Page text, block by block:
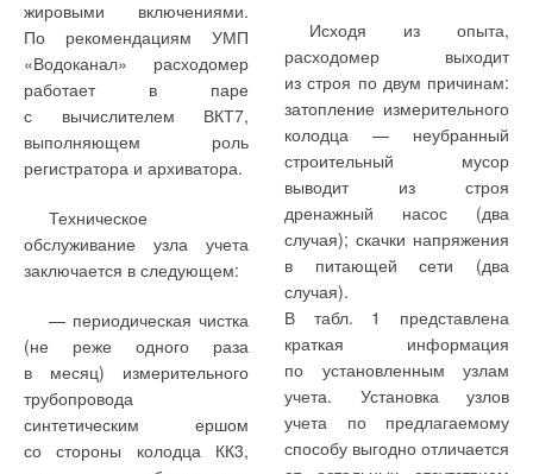
жировыми включениями.
По рекомендациям УМП
«Водоканал» расходомер
работает в паре
с вычислителем ВКТ7,
выполняющем роль
регистратора и архиватора.
Техническое
обслуживание узла учета
заключается в следующем:
— периодическая чистка
(не реже одного раза
в месяц) измерительного
трубопровода
синтетическим ершом
со стороны колодца КК3,
Исходя из опыта,
расходомер выходит
из строя по двум причинам:
затопление измерительного
колодца — неубранный
строительный мусор
выводит из строя
дренажный насос (два
случая); скачки напряжения
в питающей сети (два
случая).
В табл. 1 представлена
краткая информация
по установленным узлам
учета. Установка узлов
учета по предлагаемому
способу выгодно отличается
°C. Расчетные
энергетические показатели
такой системы несколько
хуже, чем при обогреве
пола, зато привычные для
обывателя батареи
современного дизайна
беспокойства.
Низкие температуры
причиной установки
больших радиаторов
в комнатах. Самый большой
радиатор состоит
из 17 секций,
а в большинстве комнат
на подогрев приточного
воздуха уменьшился в три
раза по сравнению
с обычным проектом.
В результате всех
предусмотренных проектом
мер по теплозащите
здания, удельные,
отнесенные к одному
квадратному метру
отапливаемой площади,
значения тепловой
мощности системы
отопления и расхода
электрической энергии
на отопление за год
суммарная экономия
теплоты в Здании
2 несколько выше, главным
образом из-за более
значительных бытовых
теплопоступлений
остекления.
Кроме того,
имеется благодаря
значительной доле затрат
электроэнергии,
составляющей
в соответствии
с табл. 1 примерно
производилось с учетом
действующих цен
на материалы
и оборудование, в т.ч.
упомянутых выше при
оценке требуемой
теплозащиты ограждений,
и стоимости тепловой
энергии, отпускаемой ОАО
«Мосэнерго», равной
620 руб/Гкал по данным
на 2007 г. с использованием
методики, приведенной
в работе [11]
и использованной затем в
[2]. При этом норма
дисконта была принята
равной ставке